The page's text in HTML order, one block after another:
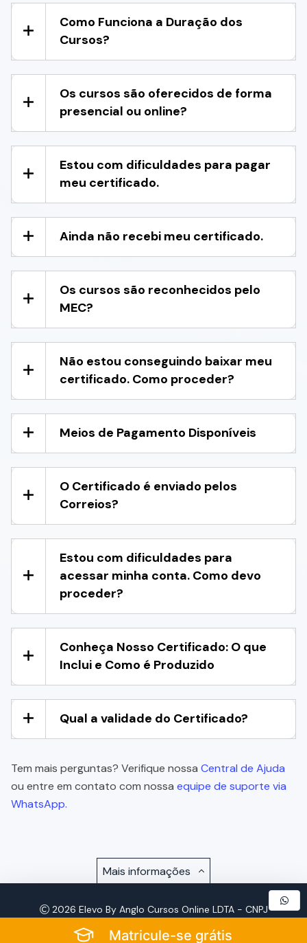
Como Funciona a Duração dos
Cursos?
Os cursos são oferecidos de forma
presencial ou online?
Estou com dificuldades para pagar
meu certificado.
Ainda não recebi meu certificado.
Os cursos são reconhecidos pelo
MEC?
Não estou conseguindo baixar meu
certificado. Como proceder?
Meios de Pagamento Disponíveis
O Certificado é enviado pelos
Correios?
Estou com dificuldades para
acessar minha conta. Como devo
proceder?
Conheça Nosso Certificado: O que
Inclui e Como é Produzido
Qual a validade do Certificado?
Tem mais perguntas? Verifique nossa Central de Ajuda
ou entre em contato com nossa equipe de suporte via
WhatsApp.
Matricule-se grátis
Mais informações
2026 Elevo By Anglo Cursos Online LDTA - CNPJ
57.921.693/0001-72 - Todos os Direitos Reservados